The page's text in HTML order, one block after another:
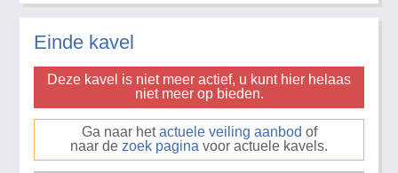
Einde kavel
Deze kavel is niet meer actief, u kunt hier helaas
niet meer op bieden.
Ga naar hetactuele veiling aanbod of
naar de zoek pagina voor actuele kavels.